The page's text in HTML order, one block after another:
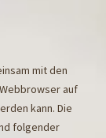
mit den
auf
kann. Die
folgender